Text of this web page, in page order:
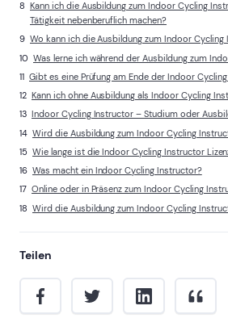
Kann ich die Ausbildung zum Indoor Cycling
Tätigkeit nebenberuflich machen?
Wo kann ich die Ausbildung zum Indoor Cycling
Was lerne ich während der Ausbildung zum
Gibt es eine Prüfung am Ende der Indoor
Kann ich ohne Ausbildung als Indoor Cycling
Indoor Cycling Instructor – Studium oder
Wird die Ausbildung zum Indoor Cycling
Wie lange ist die Indoor Cycling Instructor
Was macht ein Indoor Cycling Instructor?
Online oder in Präsenz zum Indoor Cycling
Wird die Ausbildung zum Indoor Cycling
Teilen